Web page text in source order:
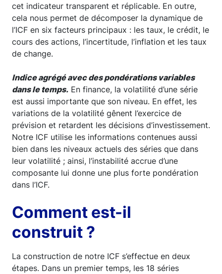
cet indicateur transparent et réplicable. En outre,
cela nous permet de décomposer la dynamique de
l’ICF en six facteurs principaux : les taux, le crédit, le
cours des actions, l’incertitude, l’inflation et les taux
de change.
Indice agrégé avec des pondérations variables
dans le temps. En finance, la volatilité d’une série
est aussi importante que son niveau. En effet, les
variations de la volatilité gênent l’exercice de
prévision et retardent les décisions d’investissement.
Notre ICF utilise les informations contenues aussi
bien dans les niveaux actuels des séries que dans
leur volatilité ; ainsi, l’instabilité accrue d’une
composante lui donne une plus forte pondération
dans l’ICF.
Comment est-il
construit ?
La construction de notre ICF s’effectue en deux
étapes. Dans un premier temps, les 18 séries